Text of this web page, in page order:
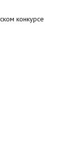
конкурсе